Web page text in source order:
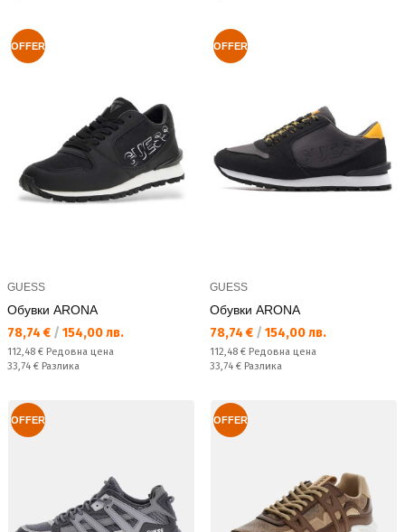
OFFER
GUESS
Обувки ARONA
Текуща цена:
78,74 € / 154,00 лв.
Редовна цена:
112,48 € Редовна цена
Спестявате:
33,74 € Разлика
OFFER
GUESS
Обувки ARONA
Текуща цена:
78,74 € / 154,00 лв.
Редовна цена:
112,48 € Редовна цена
Спестявате:
33,74 € Разлика
OFFER OFFER